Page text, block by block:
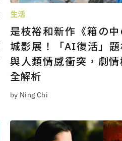
生活
是枝裕和新作《箱の
城影展！「AI復活」
與人類情感衝突，劇
全解析
by Ning Chi